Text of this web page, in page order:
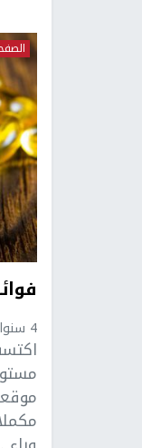
4 سنوات، 5 أشهر ago